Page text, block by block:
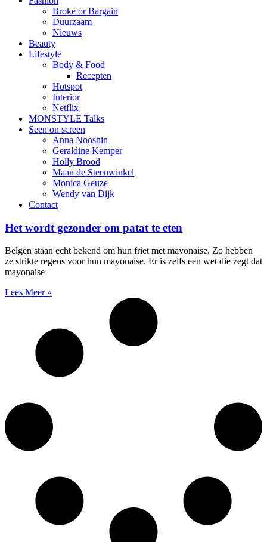
Broke or Bargain
Duurzaam
Nieuws
Beauty
Lifestyle
Body & Food
Recepten
Hotspot
Interior
Netflix
MONSTYLE Talks
Seen on screen
Anna Nooshin
Geraldine Kemper
Holly Brood
Maan de Steenwinkel
Monica Geuze
Wendy van Dijk
Contact
Het wordt gezonder om patat te eten
Belgen staan echt bekend om hun friet met mayonaise. Zo hebben
ze strikte regens voor hun mayonaise. Er is zelfs een wet die zegt dat
mayonaise
Lees Meer »